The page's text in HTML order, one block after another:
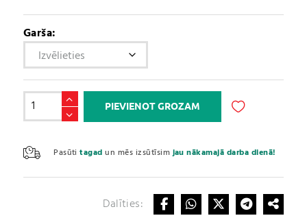
Garša:
Beztauku
mērce
PIEVIENOT GROZAM
Pasūtitagad un mēs izsūtīsimjau nākamajā darba dienā!
e
r
n
Dalīties: